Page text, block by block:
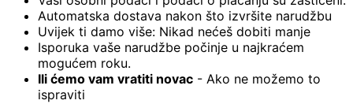
Automatska dostava nakon što izvršite narudžbu
Uvijek ti damo više: Nikad nećeš dobiti manje
Isporuka vaše narudžbe počinje u najkraćem
mogućem roku.
Ili ćemo vam vratiti novac - Ako ne možemo to
ispraviti